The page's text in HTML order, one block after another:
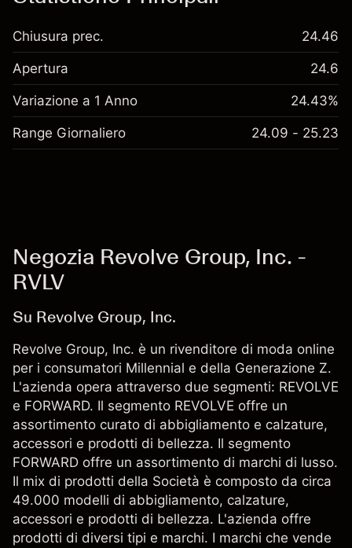
Chiusura prec. 24.46
Apertura 24.6
Variazione a 1 Anno 24.43%
Range Giornaliero 24.09 - 25.23
Negozia Revolve Group, Inc. -
RVLV
Su Revolve Group, Inc.
Revolve Group, Inc. è un rivenditore di moda online
per i consumatori Millennial e della Generazione Z.
L'azienda opera attraverso due segmenti: REVOLVE
e FORWARD. Il segmento REVOLVE offre un
assortimento curato di abbigliamento e calzature,
accessori e prodotti di bellezza. Il segmento
FORWARD offre un assortimento di marchi di lusso.
Il mix di prodotti della Società è composto da circa
49.000 modelli di abbigliamento, calzature,
accessori e prodotti di bellezza. L'azienda offre
prodotti di diversi tipi e marchi. I marchi che vende